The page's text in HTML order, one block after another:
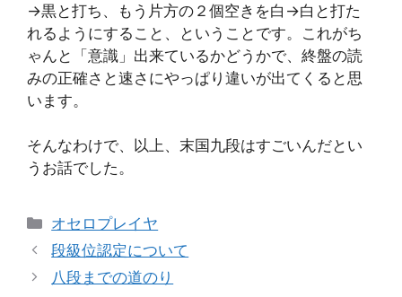
→黒と打ち、もう片方の２個空きを白→白と打た
れるようにすること、ということです。これがち
ゃんと「意識」出来ているかどうかで、終盤の読
みの正確さと速さにやっぱり違いが出てくると思
います。
そんなわけで、以上、末国九段はすごいんだとい
うお話でした。
カ
テ
リ
オセロプレイヤ
段級位認定について
八段までの道のり